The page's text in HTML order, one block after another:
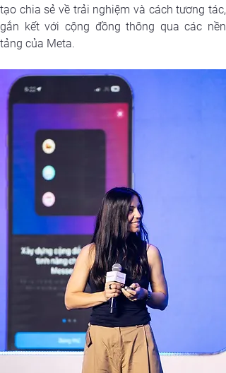
tạo chia sẻ về trải nghiệm và cách tương tác,
gắn kết với cộng đồng thông qua các nền
tảng của Meta.